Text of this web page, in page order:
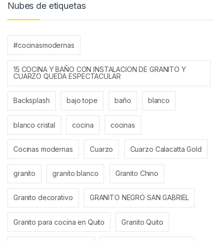
Nubes de etiquetas
#cocinasmodernas
15 COCINA Y BAÑO CON INSTALACION DE GRANITO Y
CUARZO QUEDA ESPECTACULAR
Backsplash bajo tope baño blanco
blanco cristal cocina cocinas
Cocinas modernas Cuarzo Cuarzo Calacatta Gold
granito granito blanco Granito Chino
Granito decorativo GRANITO NEGRO SAN GABRIEL
Granito para cocina en Quito Granito Quito